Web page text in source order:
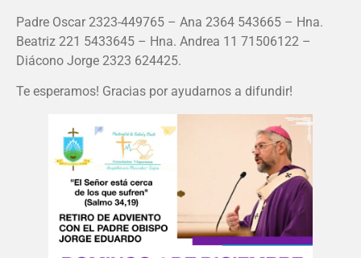
Padre Oscar 2323-449765 – Ana 2364 543665 – Hna.
Beatriz 221 5433645 – Hna. Andrea 11 71506122 –
Diácono Jorge 2323 624425.
Te esperamos! Gracias por ayudarnos a difundir!